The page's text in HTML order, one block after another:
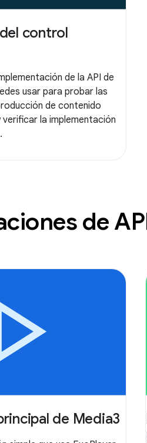
control
de la API de
usar para probar las
de contenido
la implementación
de
de Media3